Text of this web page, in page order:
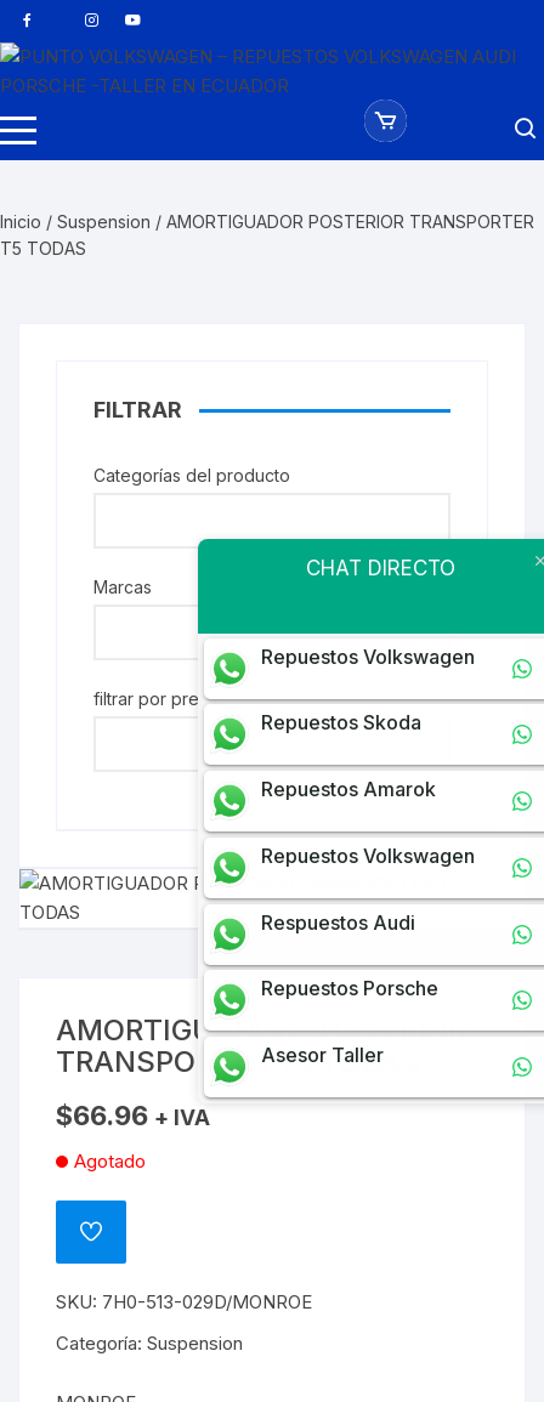
Saltar
al
contenido
Inicio / Suspension / AMORTIGUADOR POSTERIOR TRANSPORTER
T5 TODAS
AMORTIGUADOR POSTERIOR
TRANSPORTER T5 TODAS
$66.96 + IVA
Agotado
ADD
SKU: 7H0-513-029D/MONROE
Categoría: Suspension
FILTRAR
Categorías del producto
Marcas
filtrar por precio
CHAT DIRECTO
Repuestos Volkswagen
Repuestos Skoda
Repuestos Amarok
Repuestos Volkswagen
Respuestos Audi
Repuestos Porsche
Asesor Taller